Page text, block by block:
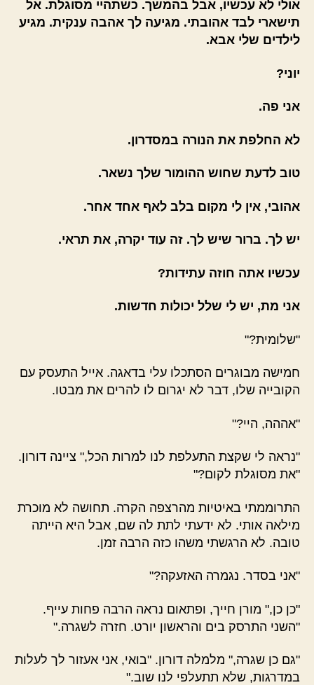
אולי לא עכשיו, אבל בהמשך. כשתהיי מסוגלת. אל
תישארי לבד אהובתי. מגיעה לך אהבה ענקית. מגיע
לילדים שלי אבא.
יוני?
אני פה.
לא החלפת את הנורה במסדרון.
טוב לדעת שחוש ההומור שלך נשאר.
אהובי, אין לי מקום בלב לאף אחד אחר.
יש לך. ברור שיש לך. זה עוד יקרה, את תראי.
עכשיו אתה חוזה עתידות?
אני מת, יש לי שלל יכולות חדשות.
"שלומית?"
חמישה מבוגרים הסתכלו עלי בדאגה. אייל התעסק עם
הקובייה שלו, דבר לא יגרום לו להרים את מבטו.
"אההה, היי?"
"נראה לי שקצת התעלפת לנו למרות הכל," ציינה דורון.
"את מסוגלת לקום?"
התרוממתי באיטיות מהרצפה הקרה. תחושה לא מוכרת
מילאה אותי. לא ידעתי לתת לה שם, אבל היא הייתה
טובה. לא הרגשתי משהו כזה הרבה זמן.
"אני בסדר. נגמרה האזעקה?"
"כן כן," מורן חייך, ופתאום נראה הרבה פחות עייף.
"השני התרסק בים והראשון יורט. חזרה לשגרה."
"גם כן שגרה," מלמלה דורון. "בואי, אני אעזור לך לעלות
במדרגות, שלא תתעלפי לנו שוב."